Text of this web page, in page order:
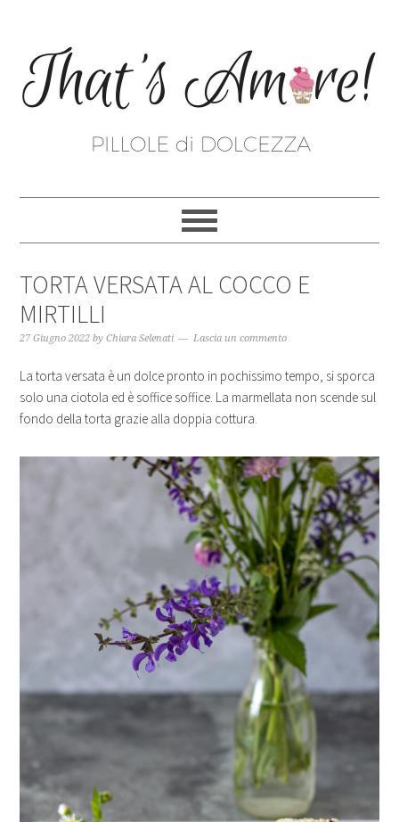
TORTA VERSATA AL COCCO E
MIRTILLI
27 Giugno 2022 byChiara Selenati Lascia un commento
La torta versata è un dolce pronto in pochissimo tempo, si sporca
solo una ciotola ed è soffice soffice. La marmellata non scende sul
fondo della torta grazie alla doppia cottura.